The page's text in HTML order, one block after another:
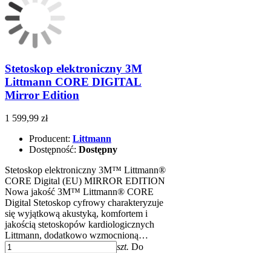
Stetoskop elektroniczny 3M
Littmann CORE DIGITAL
Mirror Edition
1 599,99 zł
Producent: Littmann
Dostępność: Dostępny
Stetoskop elektroniczny 3M™ Littmann®
CORE Digital (EU) MIRROR EDITION
Nowa jakość 3M™ Littmann® CORE
Digital Stetoskop cyfrowy charakteryzuje
się wyjątkową akustyką, komfortem i
jakością stetoskopów kardiologicznych
Littmann, dodatkowo wzmocnioną…
szt. Do